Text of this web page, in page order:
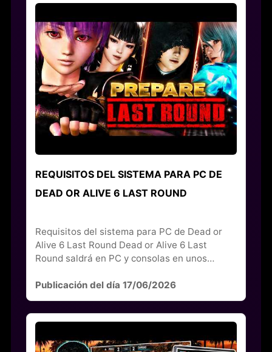
REQUISITOS DEL SISTEMA PARA PC DE
DEAD OR ALIVE 6 LAST ROUND
Requisitos del sistema para PC de Dead or
Alive 6 Last Round Dead or Alive 6 Last
Round saldrá en PC y consolas en unos…
Publicación del día 17/06/2026